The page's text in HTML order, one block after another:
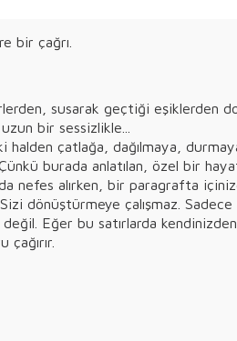
bir çağrı.
susarak geçtiği eşiklerden
bir sessizlikle...
çatlağa, dağılmaya,
burada anlatılan, özel bir
nefes alırken, bir paragrafta
dönüştürmeye çalışmaz. Sadece
Eğer bu satırlarda